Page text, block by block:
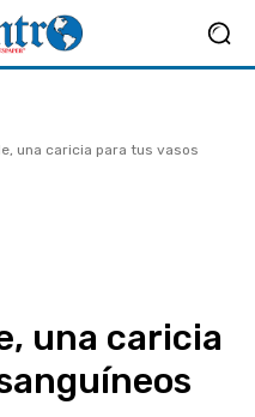
una caricia para tus vasos
una caricia